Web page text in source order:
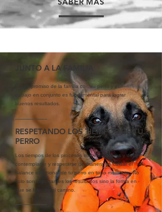
JUNTO A LA FAMILIA
El compromiso de la familia con su perro y el
trabajo en conjunto es fundamental para lograr
buenos resultados.
RESPETANDO LOS TIEMPOS DE TU
PERRO
Los tiempos de los procesos son individuales y deben
contemplarse y respetarse de manera de cuidar el
balance emocional de tu perro en todo momento. No
solo son importantes los resultados sino la forma en
que se transita el camino.